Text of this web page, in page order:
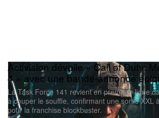
Activision dévoile « Call of Duty:
4 » avec une bande-annonce
La Task Force 141 revient en première ligne
à couper le souffle, confirmant une sortie XXL
pour la franchise blockbuster.